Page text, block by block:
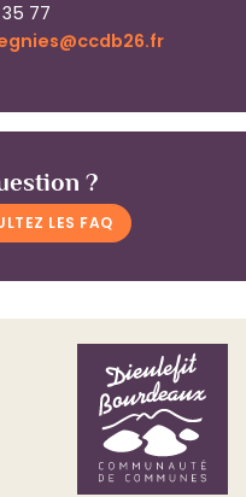
77
?
LES FAQ